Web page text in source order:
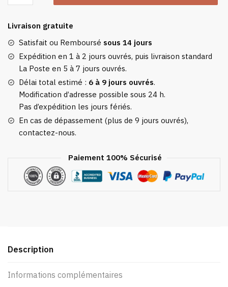
Bandeau
Pour
Cheveux
Livraison gratuite
Satisfait ou Remboursé sous 14 jours
Expédition en 1 à 2 jours ouvrés, puis livraison standard
La Poste en 5 à 7 jours ouvrés.
Délai total estimé : 6 à 9 jours ouvrés.
Modification d’adresse possible sous 24 h.
Pas d’expédition les jours fériés.
En cas de dépassement (plus de 9 jours ouvrés),
contactez-nous.
Paiement 100% Sécurisé
Description
Informations complémentaires